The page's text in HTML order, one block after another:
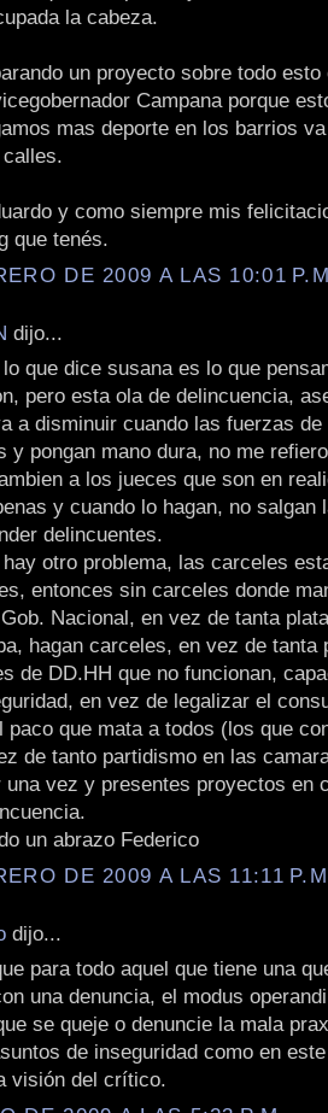
la cabeza.
un proyecto sobre todo
Campana porque
mas deporte en los barrios
y como siempre mis
que tenés.
DE 2009 A LAS 10:01
dijo...
que dice susana es lo que
pero esta ola de delincuencia,
a disminuir cuando las fuerzas de
y pongan mano dura, no me
a los jueces que son en
y cuando lo hagan, no salgan
delincuentes.
otro problema, las carceles
entonces sin carceles donde
Nacional, en vez de tanta
hagan carceles, en vez de tanta
de DD.HH que no funcionan,
en vez de legalizar el
paco que mata a todos (los que
de tanto partidismo en las
una vez y presentes proyectos en
un abrazo Federico
DE 2009 A LAS 11:11
dijo...
para todo aquel que tiene una
una denuncia, el modus
se queje o denuncie la mala
de inseguridad como en
visión del crítico.